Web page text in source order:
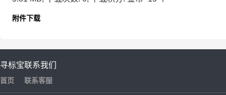
附件下载
寻标宝
首页
联系我们
联系客服